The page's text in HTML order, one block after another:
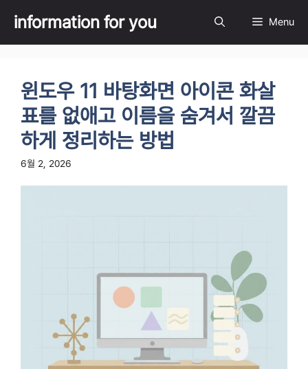
content
information for you Menu
윈도우 11 바탕화면 아이콘 화살
표를 없애고 이름을 숨겨서 깔끔
하게 정리하는 방법
6월 2, 2026